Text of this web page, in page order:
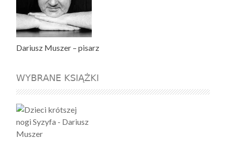
Dariusz Muszer – pisarz
WYBRANE KSIĄŻKI